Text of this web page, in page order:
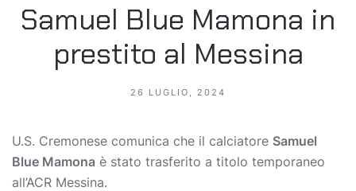
Samuel Blue Mamona in
prestito al Messina
26 LUGLIO, 2024
U.S. Cremonese comunica che il calciatore Samuel
Blue Mamona è stato trasferito a titolo temporaneo
all’ACR Messina.